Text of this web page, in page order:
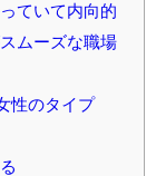
ていて内向的
ムーズな職場
性のタイプ